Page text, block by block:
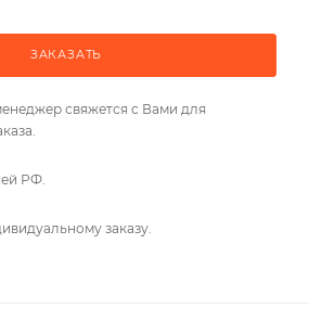
ЗАКАЗАТЬ
свяжется с Вами для
РФ.
заказу.